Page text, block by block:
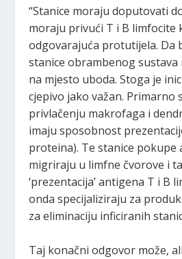
“Stanice moraju doputovati
moraju privući T i B limfocite
odgovarajuća protutijela. Da
stanice obrambenog
na mjesto uboda. Stoga je
cjepivo jako važan. Primarno
privlačenju makrofaga i
imaju sposobnost
proteina). Te stanice pokupe
migriraju u limfne čvorove i
‘prezentacija’ antigena T i B
onda specijaliziraju za
za eliminaciju inficiranih
Taj konačni odgovor može,